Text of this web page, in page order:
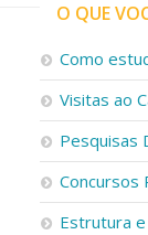
O QUE
Como
Visitas ao
Pesquisas
Concursos
Estrutura